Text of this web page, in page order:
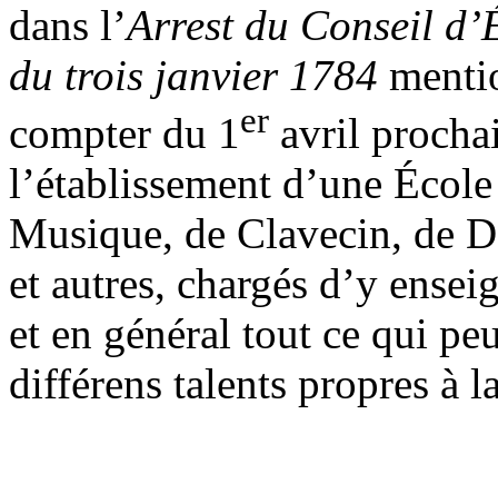
dans l’Arrest du Conseil
du trois janvier 1784
compter du 1er avril
l’établissement d’une
Musique, de Clavecin, de
et autres, chargés d’y
et en général tout ce qui
différens talents propres à